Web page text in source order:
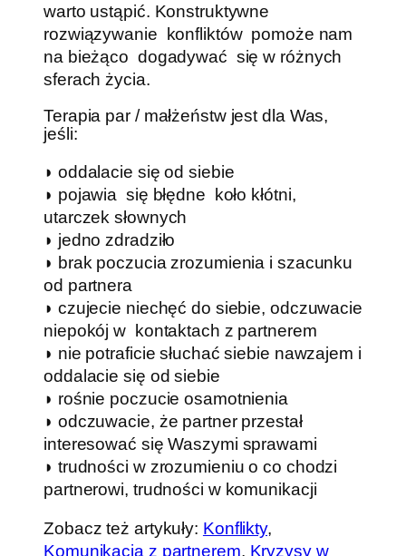
warto ustąpić. Konstruktywne
rozwiązywanie konfliktów pomoże nam
na bieżąco dogadywać się w różnych
sferach życia.
Terapia par / małżeństw jest dla Was,
jeśli:
◗ oddalacie się od siebie
◗ pojawia się błędne koło kłótni,
utarczek słownych
◗ jedno zdradziło
◗ brak poczucia zrozumienia i szacunku
od partnera
◗ czujecie niechęć do siebie, odczuwacie
niepokój w kontaktach z partnerem
◗ nie potraficie słuchać siebie nawzajem i
oddalacie się od siebie
◗ rośnie poczucie osamotnienia
◗ odczuwacie, że partner przestał
interesować się Waszymi sprawami
◗ trudności w zrozumieniu o co chodzi
partnerowi, trudności w komunikacji
Zobacz też artykuły: Konflikty,
Komunikacja z partnerem, Kryzysy w